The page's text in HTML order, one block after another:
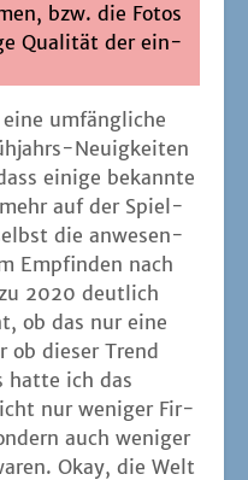
bzw. die Fotos
Qua­li­tät der ein­
umfäng­li­che
Neu­ig­kei­ten
eini­ge bekann­te
auf der Spiel­
die anwe­sen­
Emp­fin­den nach
2020 deut­lich
ob das nur eine
ob die­ser Trend
hat­te ich das
nur weni­ger Fir­
auch weni­ger
Okay, die Welt